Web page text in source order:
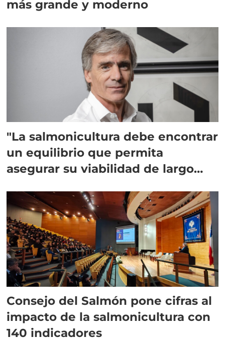
más grande y moderno
"La salmonicultura debe encontrar
un equilibrio que permita
asegurar su viabilidad de largo
Consejo del Salmón pone cifras al
impacto de la salmonicultura con
140 indicadores